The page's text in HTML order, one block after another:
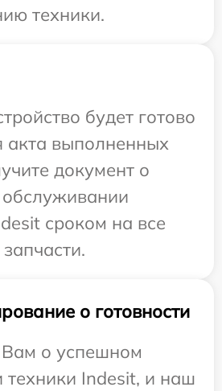
техники.
будет готово
акта выполненных
документ о
сроком на все
о готовности
о успешном
техники Indesit, и наш